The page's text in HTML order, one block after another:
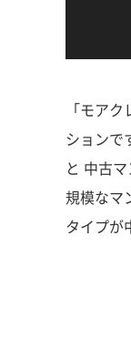
「モア
ションで
と 中古
規模なマ
タイプが